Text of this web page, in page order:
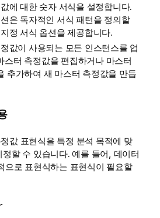
에 대한 숫자 서식을 설정합니다.
은 독자적인 서식 패턴을 정의할
정 서식 옵션을 제공합니다.
값이 사용되는 모든 인스턴스를 업
스터 측정값을 편집하거나 마스터
추가하여 새 마스터 측정값을 만듭
값 표현식을 특정 분석 목적에 맞
할 수 있습니다. 예를 들어, 데이터
으로 표현식하는 표현식이 필요할